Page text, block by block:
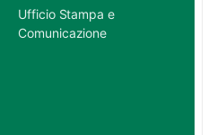
Ufficio Stampa e
Comunicazione